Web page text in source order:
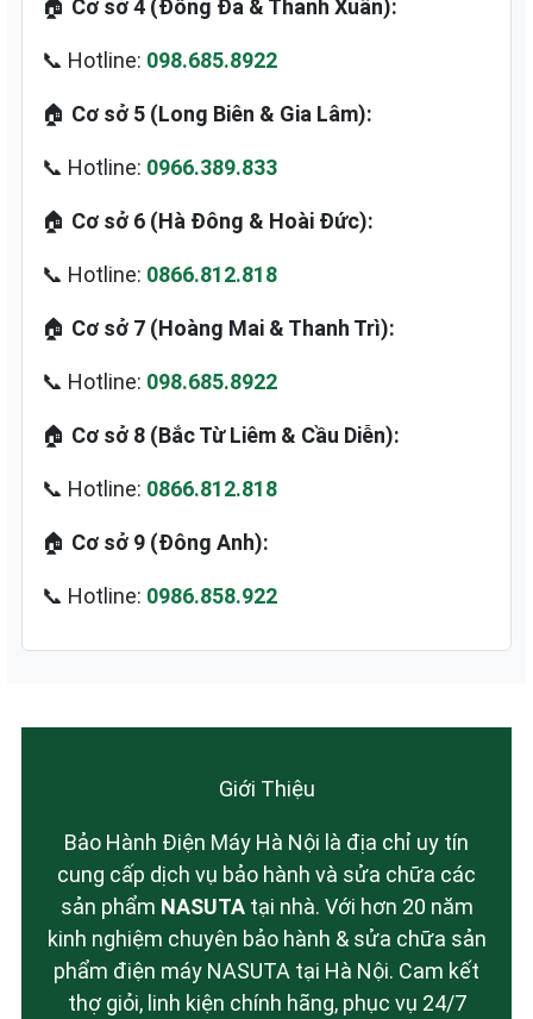
🏠 Cơ sở 4 (Đống Đa & Thanh Xuân):
📞 Hotline: 098.685.8922
🏠 Cơ sở 5 (Long Biên & Gia Lâm):
📞 Hotline: 0966.389.833
🏠 Cơ sở 6 (Hà Đông & Hoài Đức):
📞 Hotline: 0866.812.818
🏠 Cơ sở 7 (Hoàng Mai & Thanh Trì):
📞 Hotline: 098.685.8922
🏠 Cơ sở 8 (Bắc Từ Liêm & Cầu Diễn):
📞 Hotline: 0866.812.818
🏠 Cơ sở 9 (Đông Anh):
📞 Hotline: 0986.858.922
Giới Thiệu
Bảo Hành Điện Máy Hà Nội là địa chỉ uy tín
cung cấp dịch vụ bảo hành và sửa chữa các
sản phẩm NASUTAtại nhà. Với hơn 20 năm
kinh nghiệm chuyên bảo hành & sửa chữa sản
phẩm điện máy NASUTA tại Hà Nội. Cam kết
thợ giỏi, linh kiện chính hãng, phục vụ 24/7